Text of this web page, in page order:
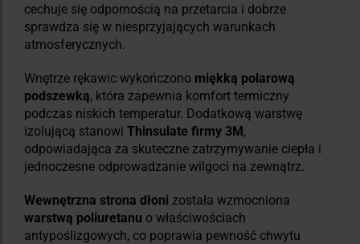
cechuje się odpornością na przetarcia i dobrze
sprawdza się w niesprzyjających warunkach
atmosferycznych.
Wnętrze rękawic wykończono miękką polarową
podszewką, która zapewnia komfort termiczny
podczas niskich temperatur. Dodatkową warstwę
izolującą stanowi Thinsulate firmy 3M,
odpowiadająca za skuteczne zatrzymywanie ciepła i
jednoczesne odprowadzanie wilgoci na zewnątrz.
Wewnętrzna strona dłoni została wzmocniona
warstwą poliuretanu o właściwościach
antypoślizgowych, co poprawia pewność chwytu